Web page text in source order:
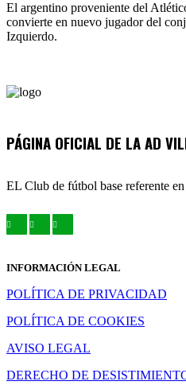
El argentino proveniente del
convierte en nuevo jugador del
Izquierdo.
PÁGINA OFICIAL DE LA AD
EL Club de fútbol base referente
INFORMACIÓN LEGAL
POLÍTICA DE PRIVACIDAD
POLÍTICA DE COOKIES
AVISO LEGAL
DERECHO DE